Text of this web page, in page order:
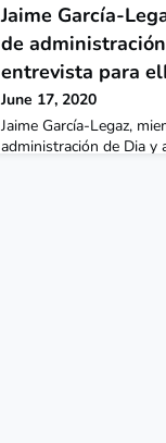
Jaime García-
de
entrevista para
June 17, 2020
Jaime García-Legaz,
administración de Dia y